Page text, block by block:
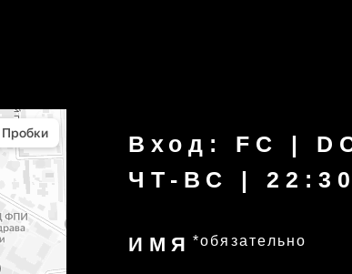
*обязательно
НОМЕР ТЕЛЕФОНА